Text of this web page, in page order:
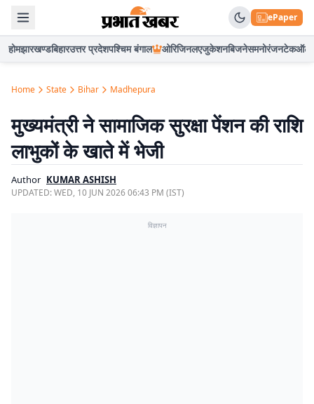
ePaper
होमझारखण्डबिहारउत्तर प्रदेशपश्चिम बंगाल ओरिजिनलएजुकेशनबिजनेसमनोरंजनटेकऑटो
Home State Bihar Madhepura
मुख्यमंत्री ने सामाजिक सुरक्षा पेंशन की राशि
लाभुकों के खाते में भेजी
Author KUMAR ASHISH
UPDATED:WED, 10 JUN 2026 06:43 PM (IST)
विज्ञापन